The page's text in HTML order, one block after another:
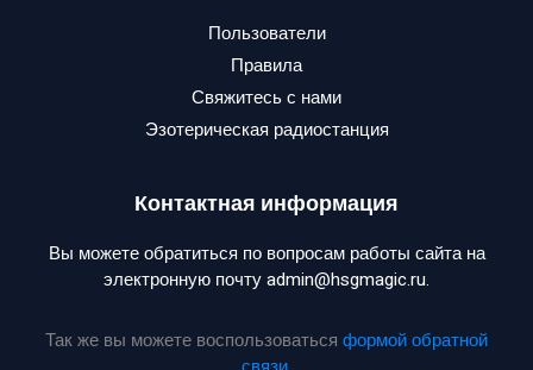
Пользователи
Правила
Свяжитесь с нами
Эзотерическая радиостанция
Контактная информация
Вы можете обратиться по вопросам работы сайта на
электронную почту admin@hsgmagic.ru.
Так же вы можете воспользоваться формой обратной